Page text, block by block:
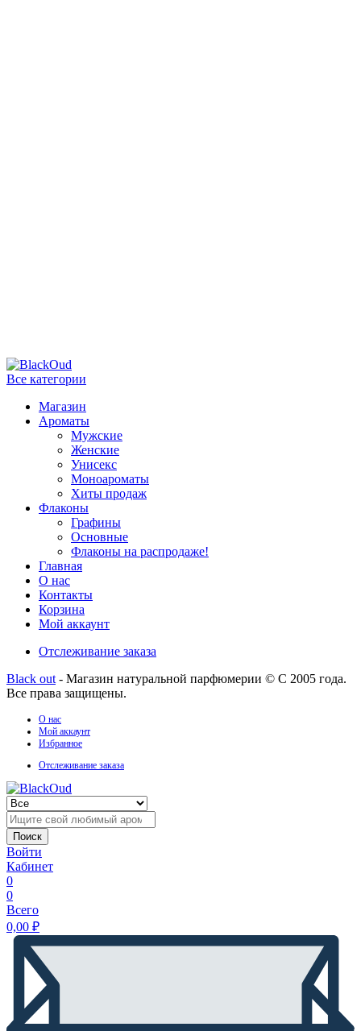
Все категории
Магазин
Ароматы
Мужские
Женские
Унисекс
Моноароматы
Хиты продаж
Флаконы
Графины
Основные
Флаконы на распродаже!
Главная
О нас
Контакты
Корзина
Мой аккаунт
Отслеживание заказа
Black out - Магазин натуральной парфюмерии © С 2005 года.
Все права защищены.
О нас
Мой аккаунт
Избранное
Отслеживание заказа
Поиск
Войти
Кабинет
0
0
Всего
0,00 ₽